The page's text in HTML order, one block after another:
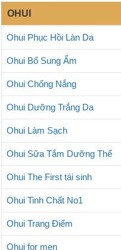
OHUI
Ohui Phục Hồi Làn Da
Ohui Bổ Sung Ẩm
Ohui Chống Nắng
Ohui Dưỡng Trắng Da
Ohui Làm Sạch
Ohui Sữa Tắm Dưỡng Thể
Ohui The First tái sinh
Ohui Tinh Chất No1
Ohui Trang Điểm
Ohui for men